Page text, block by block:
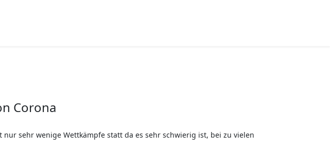
Corona
sehr wenige Wettkämpfe statt da es sehr schwierig ist, bei zu vielen